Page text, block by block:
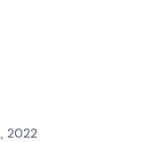
2022